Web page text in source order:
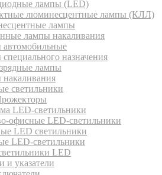
лампы (LED)
люминесцентные лампы (КЛЛ)
лампы
лампы накаливания
назначения
лампы
светильники
LED-светильники
офисные LED-светильники
LED светильники
LED-светильники
LED
и указатели